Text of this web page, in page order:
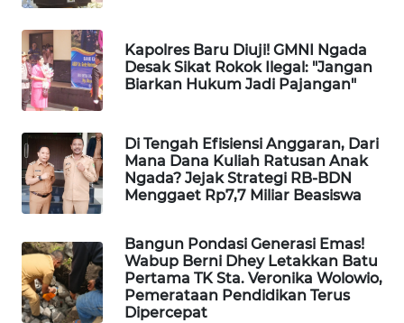
Kapolres Baru Diuji! GMNI Ngada
Desak Sikat Rokok Ilegal: "Jangan
Biarkan Hukum Jadi Pajangan"
Di Tengah Efisiensi Anggaran, Dari
Mana Dana Kuliah Ratusan Anak
Ngada? Jejak Strategi RB-BDN
Menggaet Rp7,7 Miliar Beasiswa
Bangun Pondasi Generasi Emas!
Wabup Berni Dhey Letakkan Batu
Pertama TK Sta. Veronika Wolowio,
Pemerataan Pendidikan Terus
Dipercepat
SIDIKALANG
NEWS
SIBARAGAS
NEWS
METRO
SIANTAR
NEWS
METRO
MEDAN
NEWS